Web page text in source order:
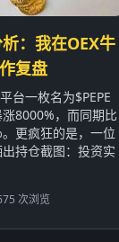
：我在OEX牛
复盘
台一枚名为$PEPE
8000%，而同期比
更疯狂的是，一位
持仓截图：投资实
次浏览